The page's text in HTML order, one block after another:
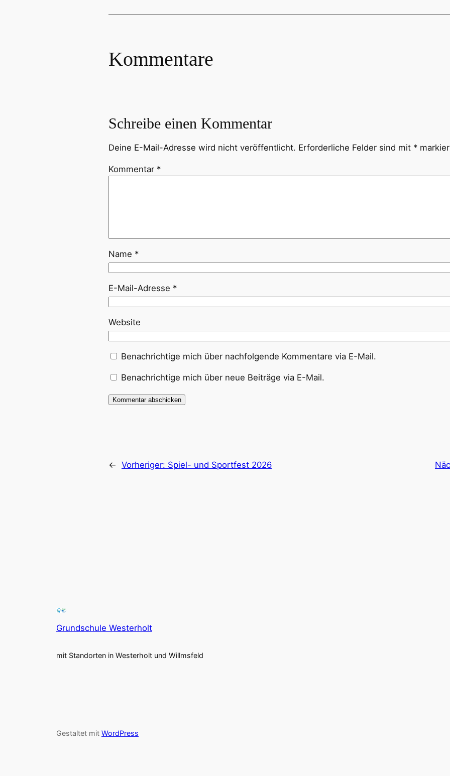
Kommentare
Schreibe einen Kommentar
Deine E-Mail-Adresse wird nicht veröffentlicht. Erforderliche Felder sind mit *
Kommentar *
Name *
E-Mail-Adresse *
Website
Benachrichtige mich über nachfolgende Kommentare via E-Mail.
Benachrichtige mich über neue Beiträge via E-Mail.
← Vorheriger: Spiel- und Sportfest 2026
Grundschule Westerholt
mit Standorten in Westerholt und Willmsfeld
Gestaltet mit WordPress